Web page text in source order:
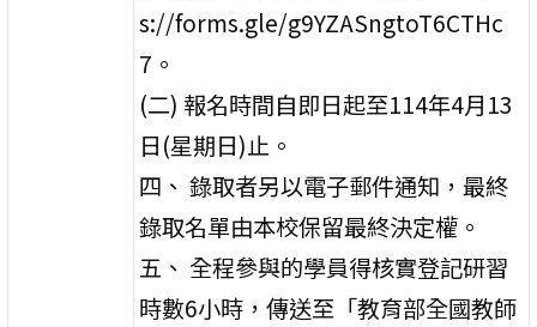
s://forms.gle/g9YZASngtoT6CTHc
7。
(二) 報名時間自即日起至114年4月13
日(星期日)止。
四、 錄取者另以電子郵件通知，最終
錄取名單由本校保留最終決定權。
五、 全程參與的學員得核實登記研習
時數6小時，傳送至「教育部全國教師